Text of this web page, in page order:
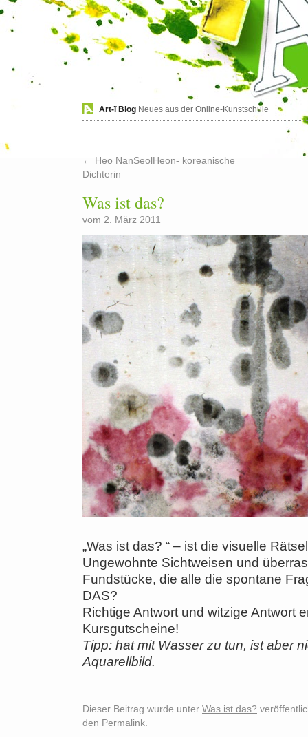
Art-ï Blog Neues aus der Online-Kunstschule
← Heo NanSeolHeon- koreanische
Dichterin
Was ist das?
vom 2. März 2011
„Was ist das? “ – ist die visuelle
Ungewohnte Sichtweisen und
Fundstücke, die alle die spontane
DAS?
Richtige Antwort und witzige Antwort
Kursgutscheine!
Tipp: hat mit Wasser zu tun, ist aber
Aquarellbild.
Dieser Beitrag wurde unter Was ist das?
den Permalink